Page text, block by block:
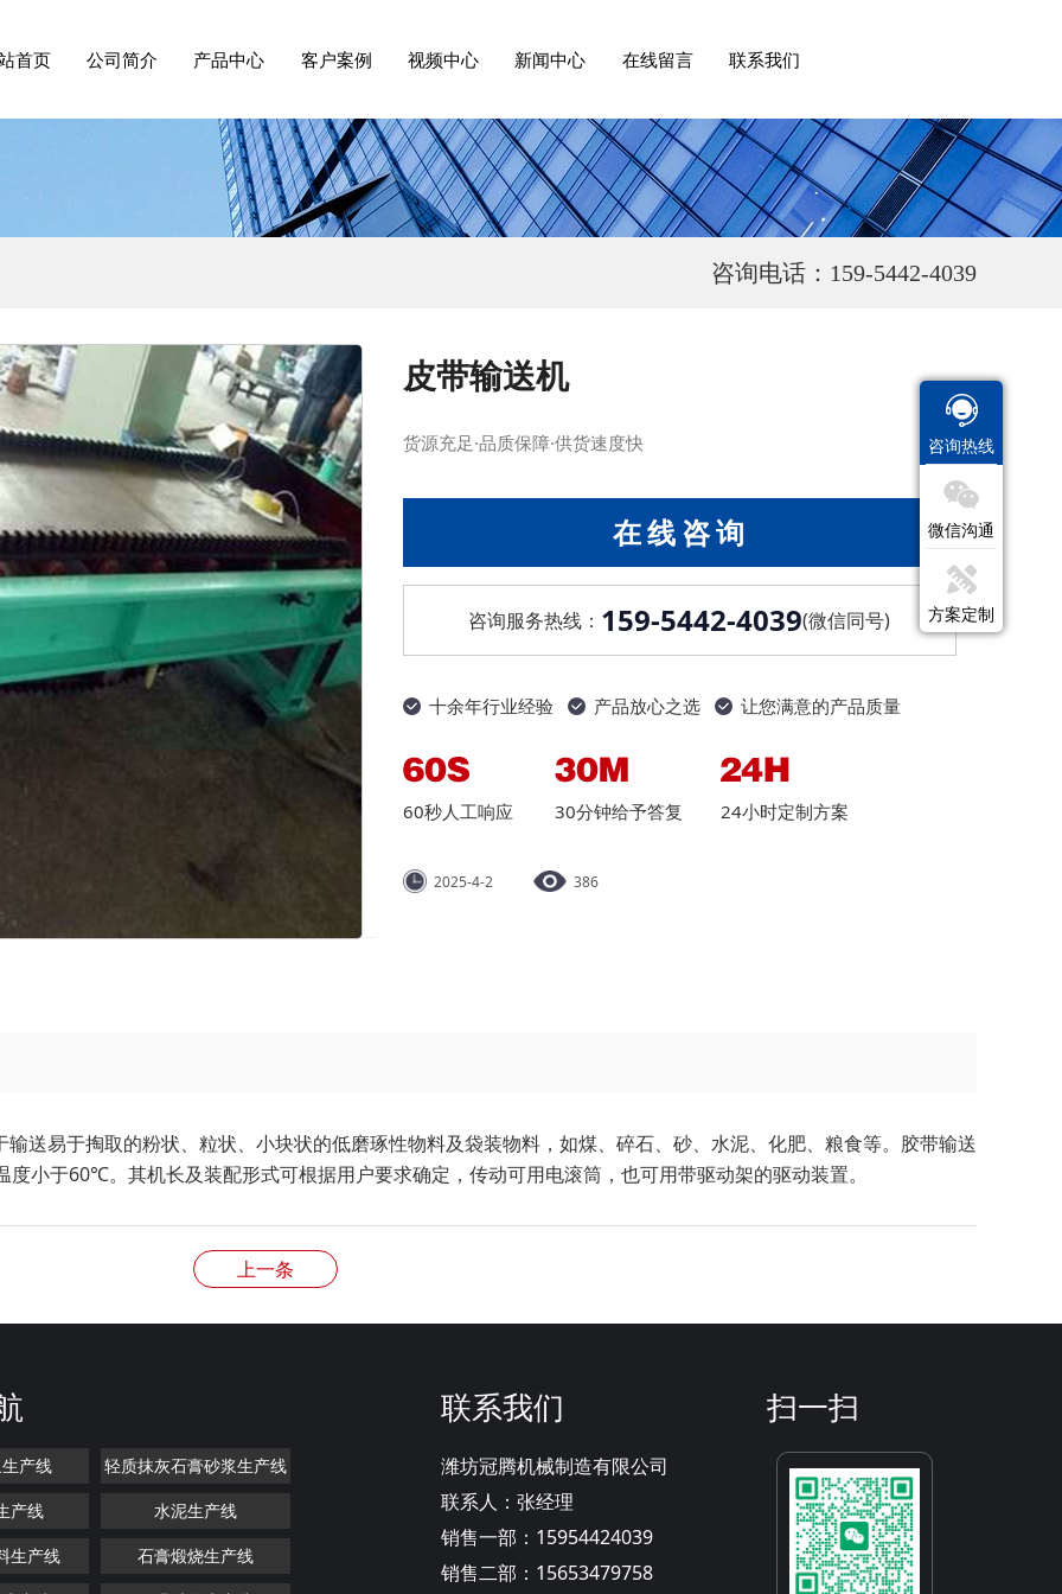
首页 公司简介 产品中心 客户案例 视频中心 新闻中心 在线留言 联系我们
咨询电话：159-5442-4039
皮带输送机
货源充足·品质保障·供货速度快
在线咨询
咨询服务热线： 159-5442-4039(微信同号)
十余年行业经验 产品放心之选 让您满意的产品质量
60秒人工响应 30分钟给予答复 24小时定制方案
2025-4-2 386
送易于掏取的粉状、粒状、小块状的低磨琢性物料及袋装物料，如煤、碎石、砂、水泥、化肥、粮食等。胶带输送
小于60℃。其机长及装配形式可根据用户要求确定，传动可用电滚筒，也可用带驱动架的驱动装置。
上一条
产线
轻质抹灰石膏砂浆生产线
产线
水泥生产线
生产线
石膏煅烧生产线
联系我们
潍坊冠腾机械制造有限公司
联系人：张经理
销售一部：15954424039
销售二部：15653479758
扫一扫
咨询热线
微信沟通
方案定制